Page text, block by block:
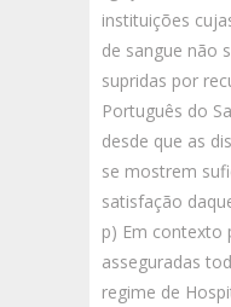
instituições
de sangue não
supridas por
Português do
desde que as
se mostrem
satisfação
p) Em contexto
asseguradas
regime de